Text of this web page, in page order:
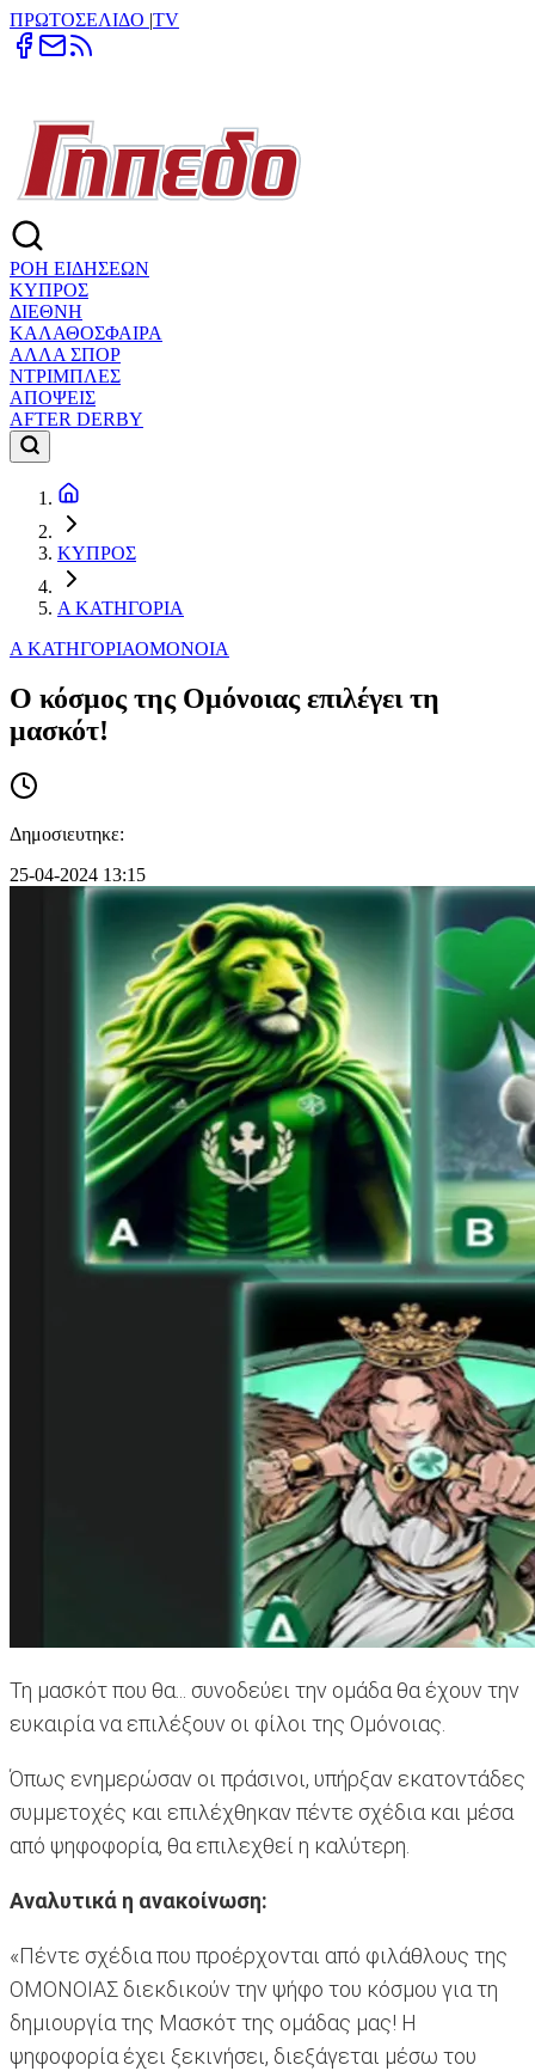
ΠΡΩΤΟΣΕΛΙΔΟ |TV
ΡΟΗ ΕΙΔΗΣΕΩΝ
ΚΥΠΡΟΣ
ΔΙΕΘΝΗ
ΚΑΛΑΘΟΣΦΑΙΡΑ
ΑΛΛΑ ΣΠΟΡ
ΝΤΡΙΜΠΛΕΣ
ΑΠΟΨΕΙΣ
AFTER DERBY
ΚΥΠΡΟΣ
Α ΚΑΤΗΓΟΡΙΑ
Α ΚΑΤΗΓΟΡΙΑΟΜΟΝΟΙΑ
Ο κόσμος της Ομόνοιας επιλέγει τη
μασκότ!
Δημοσιευτηκε:
25-04-2024 13:15
Τη μασκότ που θα... συνοδεύει την ομάδα θα έχουν την
ευκαιρία να επιλέξουν οι φίλοι της Ομόνοιας.
Όπως ενημερώσαν οι πράσινοι, υπήρξαν εκατοντάδες
συμμετοχές και επιλέχθηκαν πέντε σχέδια και μέσα
από ψηφοφορία, θα επιλεχθεί η καλύτερη.
Αναλυτικά η ανακοίνωση:
«Πέντε σχέδια που προέρχονται από φιλάθλους της
ΟΜΟΝΟΙΑΣ διεκδικούν την ψήφο του κόσμου για τη
δημιουργία της Μασκότ της ομάδας μας! Η
ψηφοφορία έχει ξεκινήσει, διεξάγεται μέσω του